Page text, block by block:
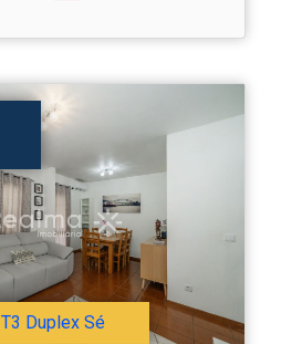
Duplex Sé